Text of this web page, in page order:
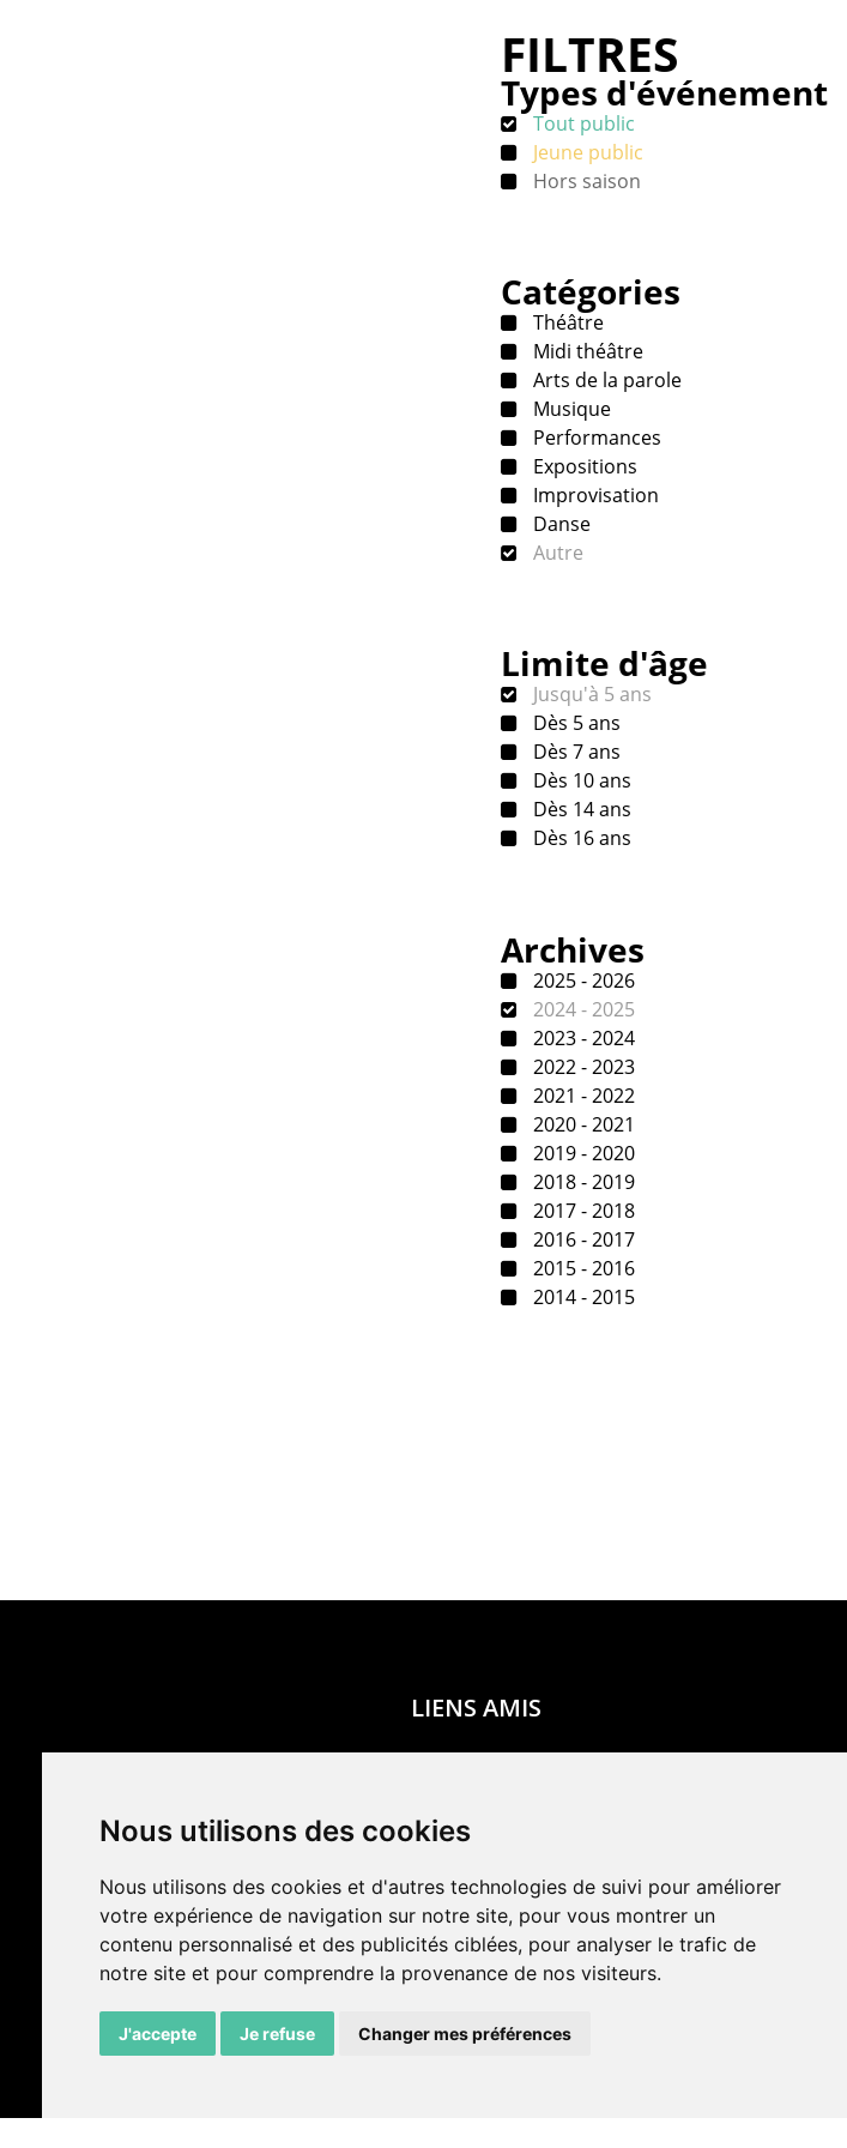
Nous utilisons des cookies
Nous utilisons des cookies et d'autres technologies de suivi pour améliorer
votre expérience de navigation sur notre site, pour vous montrer un
contenu personnalisé et des publicités ciblées, pour analyser le trafic de
notre site et pour comprendre la provenance de nos visiteurs.
J'accepte Je refuse Changer mes préférences
FILTRES
Types d'événement
Tout public
Jeune public
Hors saison
Catégories
Théâtre
Midi théâtre
Arts de la parole
Musique
Performances
Expositions
Improvisation
Danse
Autre
Limite d'âge
Jusqu'à 5 ans
Dès 5 ans
Dès 7 ans
Dès 10 ans
Dès 14 ans
Dès 16 ans
Archives
2025 - 2026
2024 - 2025
2023 - 2024
2022 - 2023
2021 - 2022
2020 - 2021
2019 - 2020
2018 - 2019
2017 - 2018
2016 - 2017
2015 - 2016
2014 - 2015
LIENS AMIS